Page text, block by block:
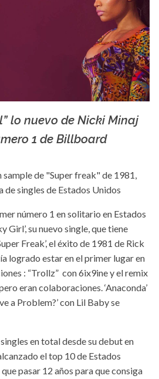
La X mas música
lo nuevo de Nicki Minaj
1 de Billboard
sample de "Super freak" de 1981,
de singles de Estados Unidos
número 1 en solitario en Estados
Girl’, su nuevo single, que tiene
Freak’, el éxito de 1981 de Rick
logrado estar en el primer lugar en
: “Trollz” con 6ix9ine y el remix
eran colaboraciones. ‘Anaconda’
a Problem?’ con Lil Baby se
en total desde su debut en
el top 10 de Estados
pasar 12 años para que consiga